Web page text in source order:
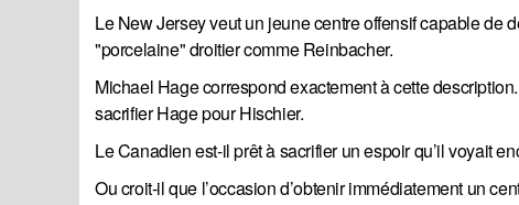
Le New Jersey veut un jeune centre offensif capable de
"porcelaine" droitier comme Reinbacher.
Michael Hage correspond exactement à cette
sacrifier Hage pour Hischier.
Le Canadien est-il prêt à sacrifier un espoir qu’il voyait
Ou croit-il que l’occasion d’obtenir immédiatement un